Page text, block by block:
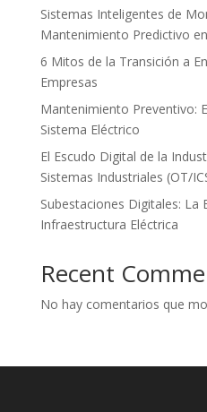
Sistemas Inteligentes de
Mantenimiento Predictivo
6 Mitos de la Transición a
Empresas
Mantenimiento Preventivo:
Sistema Eléctrico
El Escudo Digital de la
Sistemas Industriales (OT/
Subestaciones Digitales: La
Infraestructura Eléctrica
Recent
No hay comentarios que